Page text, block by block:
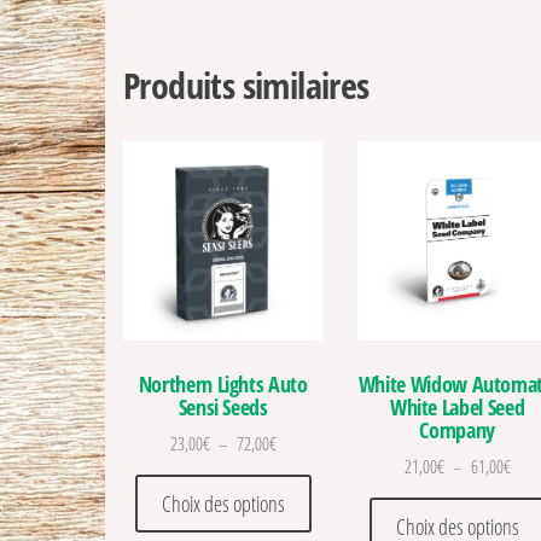
Produits similaires
Northern Lights Auto
Sensi Seeds
23,00€ – 72,00€Plage de prix : 23,00€ à 72,00€
Choix des options
Ce produit a plusieurs
White Widow
White Label Seed
Company
21,00€ – 61,00€
Choix des options